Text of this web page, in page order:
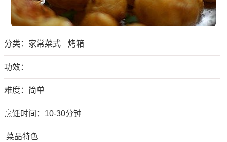
分类： 家常菜式 烤箱
功效：
难度：简单
烹饪时间：10-30分钟
菜品特色